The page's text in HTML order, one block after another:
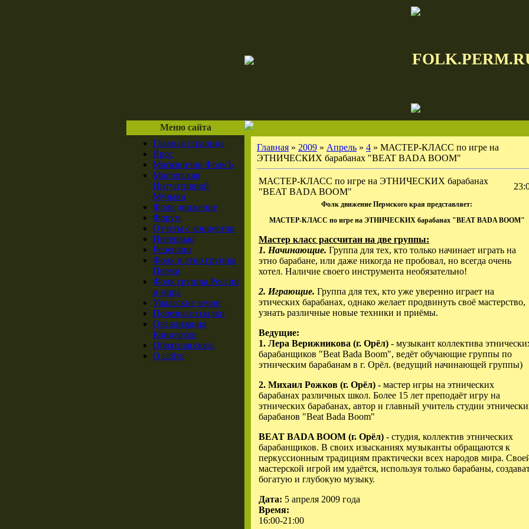
Меню сайта
Главная страница
Ярос
Магазинчик ФолкЪ
Мастерская
Интуитивной
Музыки
Фолк движение
Форум
Отчеты с концертов
Интервью
Рецензии
Фолк и этно группы
Перми
Фолк группы России
и мира
Уральские земли
Полезные ссылки
Организация
Концертов
Обратная связь
О сайте
Главная » 2009 » Апрель » 4 » МАСТЕР-КЛАСС по игре на
ЭТНИЧЕСКИХ барабанах "BEAT BADA BOOM"
МАСТЕР-КЛАСС по игре на ЭТНИЧЕСКИХ барабанах
"BEAT BADA BOOM"
Фолк движение Пермского края представляет:
МАСТЕР-КЛАСС по игре на ЭТНИЧЕСКИХ барабанах "BEAT BADA BOOM"
Мастер класс рассчитан на две группы:
1. Начинающие. Группа для тех, кто только начинает играть на
этно барабане, или даже никогда не пробовал, но всегда очень
хотел. Наличие своего инструмента необязательно!
2. Играющие. Группа для тех, кто уже уверенно играет на
этических барабанах, однако желает продвинуть своё мастерство,
узнать различные новые техники и приёмы.
Ведущие:
1. Лера Верижникова (г. Орёл) - музыкант коллектива
барабанщиков "Beat Bada Boom", ведёт обучающие группы по
этническим барабанам в г. Орёл. (ведущий начинающей группы)
2. Михаил Рожков (г. Орёл) - мастер игры на этнических
барабанах различных школ. Более 15 лет преподаёт игру на
этнических барабанах, автор и главный учитель студии
барабанов "Beat Bada Boom"
BEAT BADA BOOM (г. Орёл) - студия, коллектив этнических
барабанщиков. В своих изысканиях музыканты обращаются к
перкуссионным традициям практически всех народов мира.
мастерской игрой им удаётся, используя только барабаны,
богатую и глубокую музыку.
Дата: 5 апреля 2009 года
Время:
16:00-21:00